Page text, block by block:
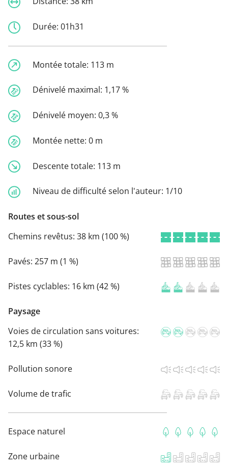
Durée: 01h31
Montée totale: 113 m
Dénivelé maximal: 1,17 %
Dénivelé moyen: 0,3 %
Montée nette: 0 m
Descente totale: 113 m
Niveau de difficulté selon l'auteur: 1/10
Routes et sous-sol
Chemins revêtus: 38 km (100 %)
Pavés: 257 m (1 %)
Pistes cyclables: 16 km (42 %)
Paysage
Voies de circulation sans voitures:
12,5 km (33 %)
Pollution sonore
Volume de trafic
Espace naturel
Zone urbaine